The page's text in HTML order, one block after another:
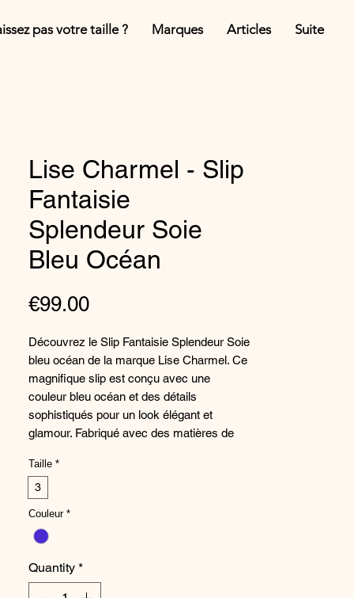
pas votre taille ? Marques Articles Suite
Lise Charmel - Slip
Fantaisie
Splendeur Soie
Bleu Océan
€99.00Price
Découvrez le Slip Fantaisie Splendeur Soie
bleu océan de la marque Lise Charmel. Ce
magnifique slip est conçu avec une
couleur bleu océan et des détails
sophistiqués pour un look élégant et
glamour. Fabriqué avec des matières de
douceur tout au long de la journée. Avec sa
coupe flatteuse et ses finitions raffinées,
ensemble avec le soutien-gorge assorti
pour une allure irrésistible. Offrez-vous le
luxe et la beauté avec ce Slip Fantaisie
Taille *
3
Couleur *
Quantity *